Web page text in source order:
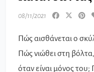
08/11/2021
Πώς αισθάνεται ο
Πώς νιώθει στη
όταν είναι μόνος